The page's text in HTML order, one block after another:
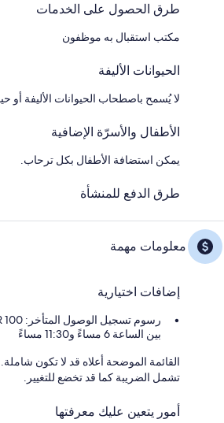
طرق الحصول على الخدمات
مكتب استقبال به موظفون
الحيوانات الأليفة
لا يُسمح باصطحاب الحيوانات الأليفة أو
الأطفال والأسرّة الإضافية
يمكن استضافة الأطفال بكل ترحاب.
طرق الدفع للمنشأة
معلومات مهمة
إضافات اختيارية
بين الساعة 6 مساءً و11:30 مساءً
القائمة الموضحة أعلاه قد لا تكون
تشمل الضريبة كما قد تخضع للتغيير.
أمور يتعين عليك معرفتها